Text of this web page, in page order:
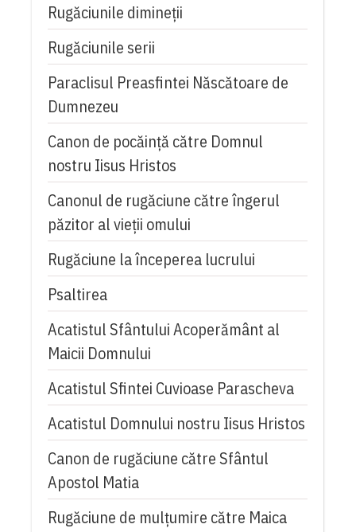
Rugăciunile dimineții
Rugăciunile serii
Paraclisul Preasfintei Născătoare de
Dumnezeu
Canon de pocăință către Domnul
nostru Iisus Hristos
Canonul de rugăciune către îngerul
păzitor al vieții omului
Rugăciune la începerea lucrului
Psaltirea
Acatistul Sfântului Acoperământ al
Maicii Domnului
Acatistul Sfintei Cuvioase Parascheva
Acatistul Domnului nostru Iisus Hristos
Canon de rugăciune către Sfântul
Apostol Matia
Rugăciune de mulţumire către Maica